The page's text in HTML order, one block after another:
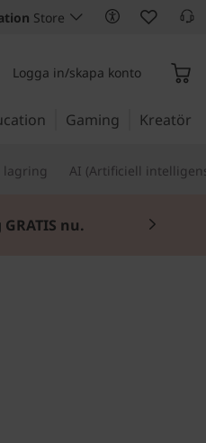
Store
Logga in/skapa konto
Gaming Kreatör
lagring AI (Artificiell
nu.